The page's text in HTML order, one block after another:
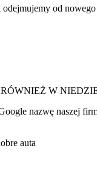
odejmujemy od
W
nazwę naszej
auta